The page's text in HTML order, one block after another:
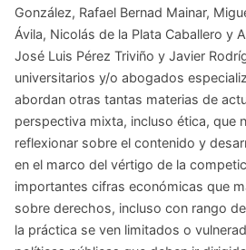
González, Rafael Bernad Mainar,
Ávila, Nicolás de la Plata Caballero y
José Luis Pérez Triviño y Javier
universitarios y/o abogados
abordan otras tantas materias de
perspectiva mixta, incluso ética, que
reflexionar sobre el contenido y
en el marco del vértigo de la
importantes cifras económicas que
sobre derechos, incluso con rango
la práctica se ven limitados o